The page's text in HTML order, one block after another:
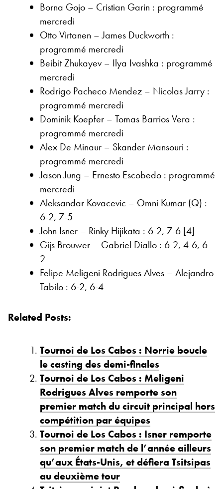
Borna Gojo – Cristian Garin : programmé
mercredi
Otto Virtanen – James Duckworth :
programmé mercredi
Beibit Zhukayev – Ilya Ivashka : programmé
mercredi
Rodrigo Pacheco Mendez – Nicolas Jarry :
programmé mercredi
Dominik Koepfer – Tomas Barrios Vera :
programmé mercredi
Alex De Minaur – Skander Mansouri :
programmé mercredi
Jason Jung – Ernesto Escobedo : programmé
mercredi
Aleksandar Kovacevic – Omni Kumar (Q) :
6-2, 7-5
John Isner – Rinky Hijikata : 6-2, 7-6 [4]
Gijs Brouwer – Gabriel Diallo : 6-2, 4-6, 6-
2
Felipe Meligeni Rodrigues Alves – Alejandro
Tabilo : 6-2, 6-4
Related Posts:
Tournoi de Los Cabos : Norrie boucle
le casting des demi-finales
Tournoi de Los Cabos : Meligeni
Rodrigues Alves remporte son
premier match du circuit principal hors
compétition par équipes
Tournoi de Los Cabos : Isner remporte
son premier match de l’année ailleurs
qu’aux États-Unis, et défiera Tsitsipas
au deuxième tour